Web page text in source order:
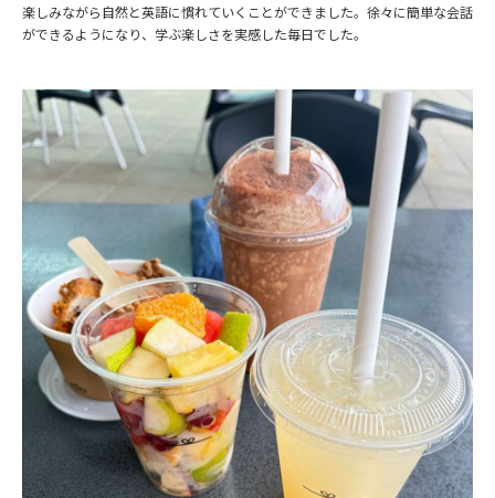
楽しみながら自然と英語に慣れていくことができました。徐々に簡単な会話
ができるようになり、学ぶ楽しさを実感した毎日でした。